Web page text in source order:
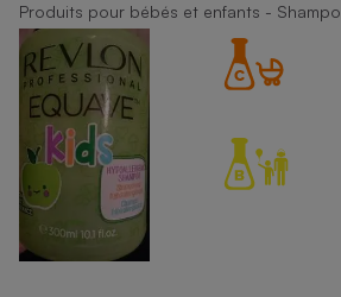
Produits pour bébés et enfants -